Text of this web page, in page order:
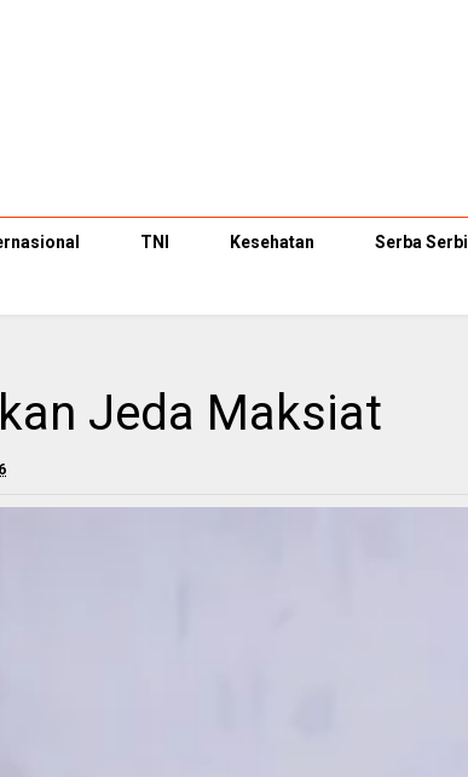
TNI Kesehatan Serba Serbi
Jeda Maksiat